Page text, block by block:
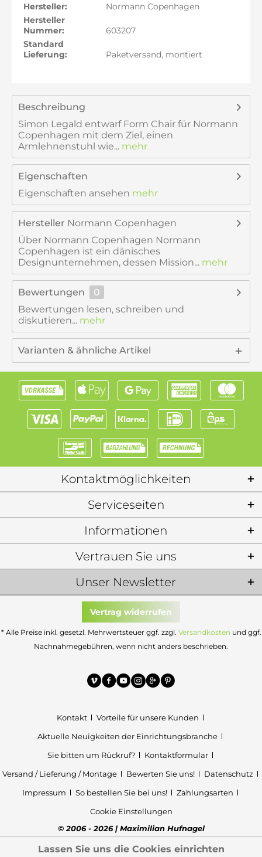
Hersteller:
Normann Copenhagen
Hersteller
Nummer:
603207
Standard
Lieferung:
Paketversand, montiert
Beschreibung
Simon Legald entwarf Form Chair für Normann
Copenhagen mit dem Ziel, einen
Armlehnenstuhl wie... mehr
Eigenschaften
Eigenschaften ansehen mehr
Hersteller Normann Copenhagen
Über Normann Copenhagen Normann
Copenhagen ist ein dänisches
Designunternehmen, dessen Mission... mehr
Bewertungen
0
Bewertungen lesen, schreiben und
diskutieren... mehr
Varianten & ähnliche Artikel
Kontaktmöglichkeiten
Serviceseiten
Informationen
Unser Newsletter
Vertrauen Sie uns
Vertrag widerrufen
* Alle Preise inkl. gesetzl. Mehrwertsteuer ggf. zzgl. Versandkosten und ggf.
Nachnahmegebühren, wenn nicht anders beschrieben.
Kontakt
Vorteile für unsere Kunden
Aktuelle Neuigkeiten der Einrichtungsbranche
Sie bitten um Rückruf?
Kontaktformular
Versand / Lieferung / Montage
Bewerten Sie uns!
Datenschutz
Impressum
So bestellen Sie bei uns!
Zahlungsarten
Cookie Einstellungen
© 2006 - 2026 | Maximilian Hufnagel
Lassen Sie uns die Cookies einrichten